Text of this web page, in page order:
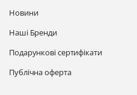
Новини
Наші Бренди
Подарункові сертифікати
Публічна оферта